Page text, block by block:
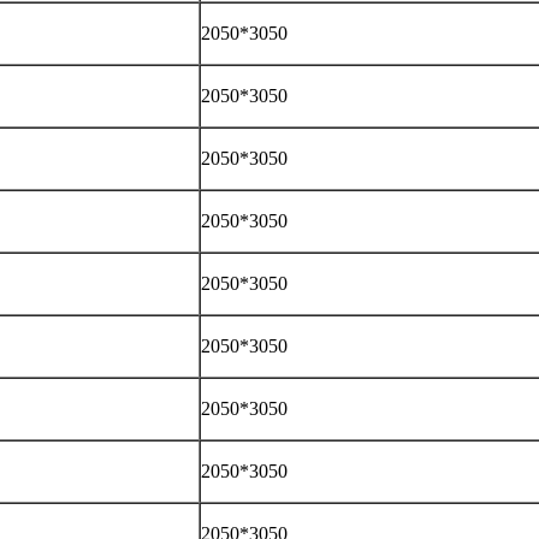
2050*3050
2050*3050
2050*3050
2050*3050
2050*3050
2050*3050
2050*3050
2050*3050
2050*3050